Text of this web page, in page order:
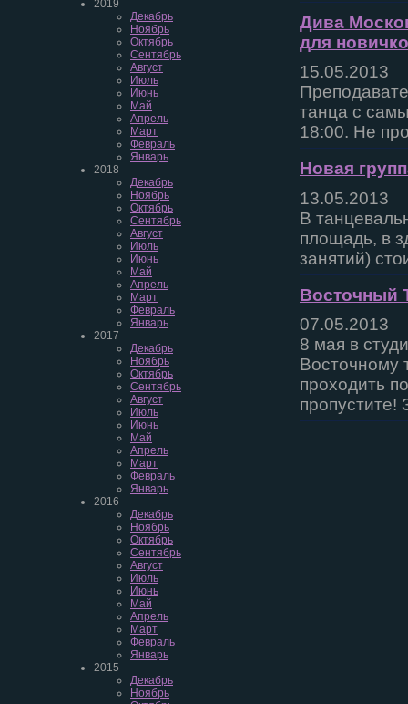
2019
Декабрь
Ноябрь
Октябрь
Сентябрь
Август
Июль
Июнь
Май
Апрель
Март
Февраль
Январь
2018
Декабрь
Ноябрь
Октябрь
Сентябрь
Август
Июль
Июнь
Май
Апрель
Март
Февраль
Январь
2017
Декабрь
Ноябрь
Октябрь
Сентябрь
Август
Июль
Июнь
Май
Апрель
Март
Февраль
Январь
2016
Декабрь
Ноябрь
Октябрь
Сентябрь
Август
Июль
Июнь
Май
Апрель
Март
Февраль
Январь
2015
Декабрь
Ноябрь
Дива
для
15.05.2013
танца с
18:00. Не
Новая
13.05.2013
В
площадь, в
занятий)
Восточный
07.05.2013
8 мая в
Восточному
проходить
пропустите!